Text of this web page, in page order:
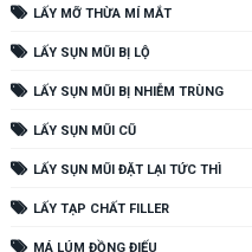
LẤY MỠ THỪA MÍ MẮT
LẤY SỤN MŨI BỊ LỘ
LẤY SỤN MŨI BỊ NHIỄM TRÙNG
LẤY SỤN MŨI CŨ
LẤY SỤN MŨI ĐẶT LẠI TỨC THÌ
LẤY TẠP CHẤT FILLER
MÁ LÚM ĐỒNG ĐIẾU